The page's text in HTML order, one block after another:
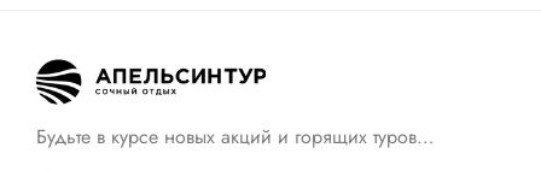
Будьте в курсе новых акций и горящих туров…